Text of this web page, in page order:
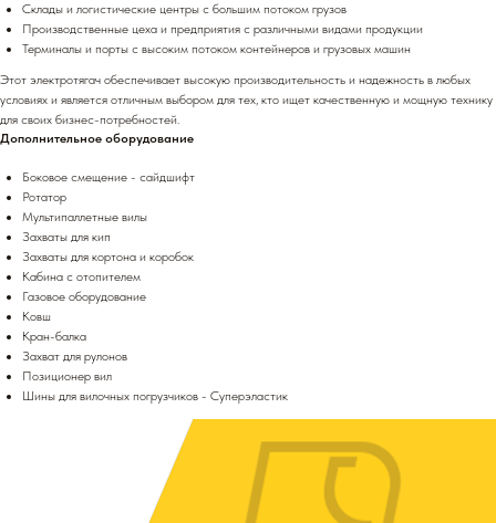
Склады и логистические центры с большим потоком грузов
Производственные цеха и предприятия с различными видами продукции
Терминалы и порты с высоким потоком контейнеров и грузовых машин
Этот электротягач обеспечивает высокую производительность и надежность в любых
условиях и является отличным выбором для тех, кто ищет качественную и мощную технику
для своих бизнес-потребностей.
Дополнительное оборудование
Боковое смещение - сайдшифт
Ротатор
Мультипаллетные вилы
Захваты для кип
Захваты для кортона и коробок
Кабина с отопителем
Газовое оборудование
Ковш
Кран-балка
Захват для рулонов
Позиционер вил
Шины для вилочных погрузчиков - Суперэластик